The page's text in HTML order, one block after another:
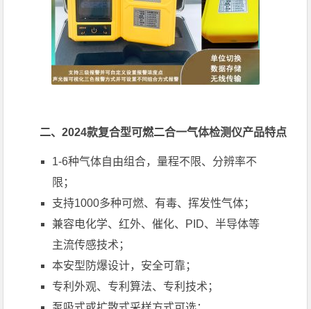
二、2024款复合型可燃二合一气体检测仪产品特点
1-6种气体自由组合，量程不限、分辨率不
限；
支持1000多种可燃、有毒、挥发性气体；
兼容电化学、红外、催化、PID、半导体等
主流传感技术；
本安型防爆设计，安全可靠；
专利外观、专利算法、专利技术；